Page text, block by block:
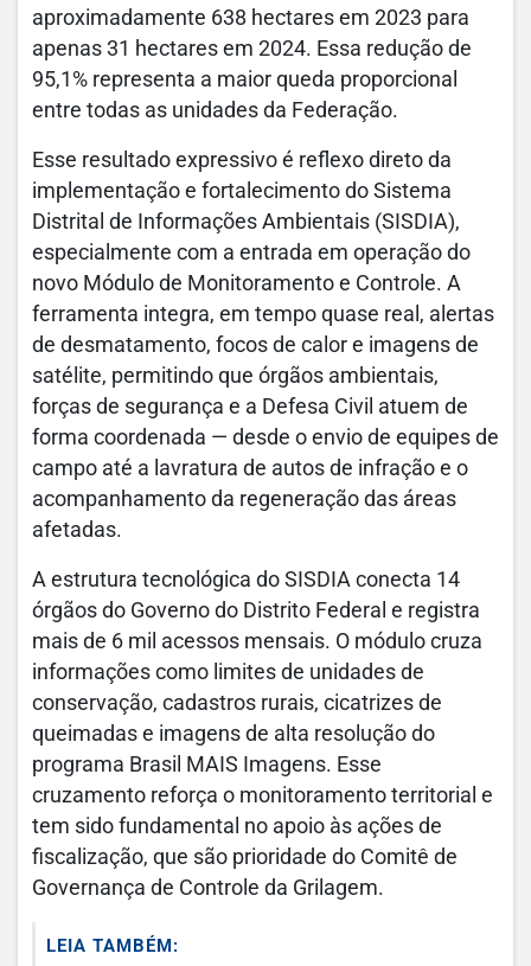
aproximadamente 638 hectares em 2023 para
apenas 31 hectares em 2024. Essa redução de
95,1% representa a maior queda proporcional
entre todas as unidades da Federação.
Esse resultado expressivo é reflexo direto da
implementação e fortalecimento do Sistema
Distrital de Informações Ambientais (SISDIA),
especialmente com a entrada em operação do
novo Módulo de Monitoramento e Controle. A
ferramenta integra, em tempo quase real, alertas
de desmatamento, focos de calor e imagens de
satélite, permitindo que órgãos ambientais,
forças de segurança e a Defesa Civil atuem de
forma coordenada — desde o envio de equipes de
campo até a lavratura de autos de infração e o
acompanhamento da regeneração das áreas
afetadas.
A estrutura tecnológica do SISDIA conecta 14
órgãos do Governo do Distrito Federal e registra
mais de 6 mil acessos mensais. O módulo cruza
informações como limites de unidades de
conservação, cadastros rurais, cicatrizes de
queimadas e imagens de alta resolução do
programa Brasil MAIS Imagens. Esse
cruzamento reforça o monitoramento territorial e
tem sido fundamental no apoio às ações de
fiscalização, que são prioridade do Comitê de
Governança de Controle da Grilagem.
LEIA TAMBÉM: